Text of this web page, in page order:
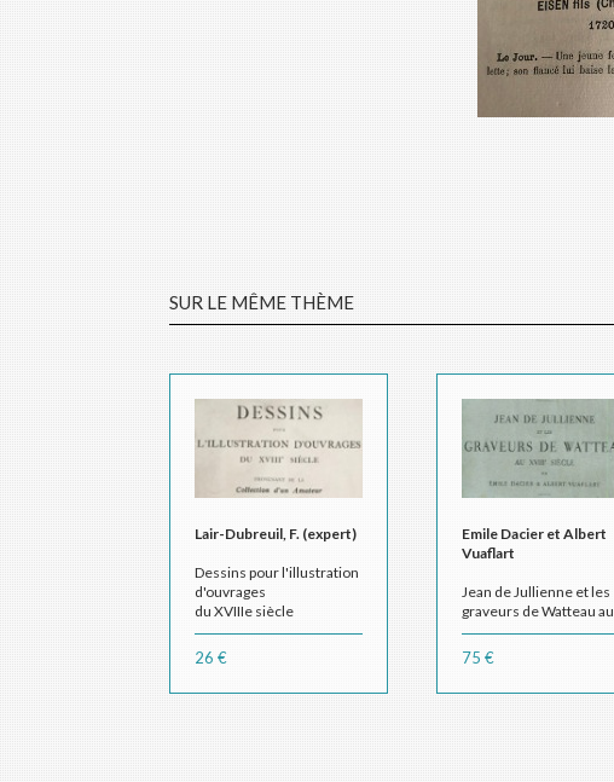
SUR LE MÊME THÈME
Lair-Dubreuil, F. (expert)
Dessins pour l'illustration
d'ouvrages
du XVIIIe siècle
provenant de la
collection d'un Amateur
Vente du 19 avril 1926
26 €
Emile Dacier et Albert
Vuaflart
Jean de Jullienne et les
graveurs de Watteau au
XVIIIe siècle - II. -
Historique
75 €